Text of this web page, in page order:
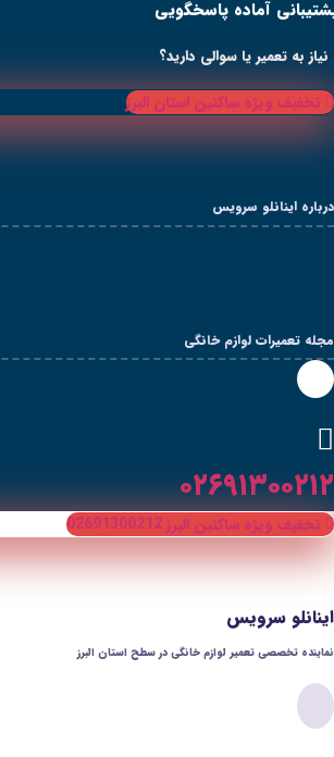
پرش
محتوا
آماده پاسخگویی
نیاز به تعمیر یا سوالی دارید؟
تخفیف ویژه ساکنین استان البرز
درباره اینانلو سرویس
مجله تعمیرات لوازم خانگی
۰۲۶۹۱۳۰۰۲۱۲
تخفیف ویژه ساکنین البرز 02691300212
اینانلو سرویس
نماینده تخصصی تعمیر لوازم خانگی در سطح استان البرز​